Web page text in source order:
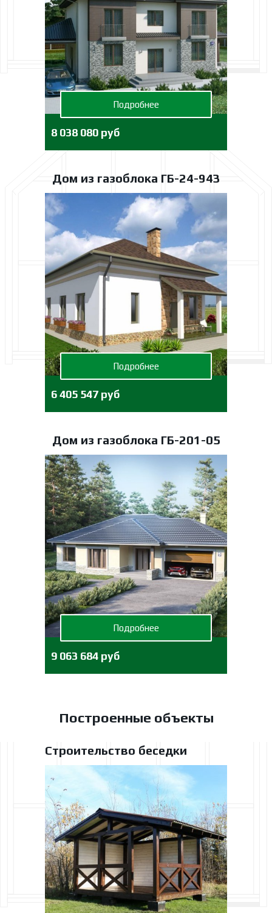
Дом из газоблока ГБ-24-943
6 405 547 руб
Подробнее
Дом из газоблока ГБ-201-05
9 063 684 руб
Подробнее
8 038 080 руб
Подробнее
Построенные объекты
Строительство беседки